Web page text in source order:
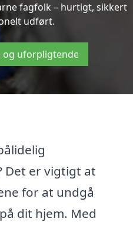
fagfolk – hurtigt, sikkert
udført.
og uforpligtende
Det er vigtigt at
for at undgå
dit hjem. Med